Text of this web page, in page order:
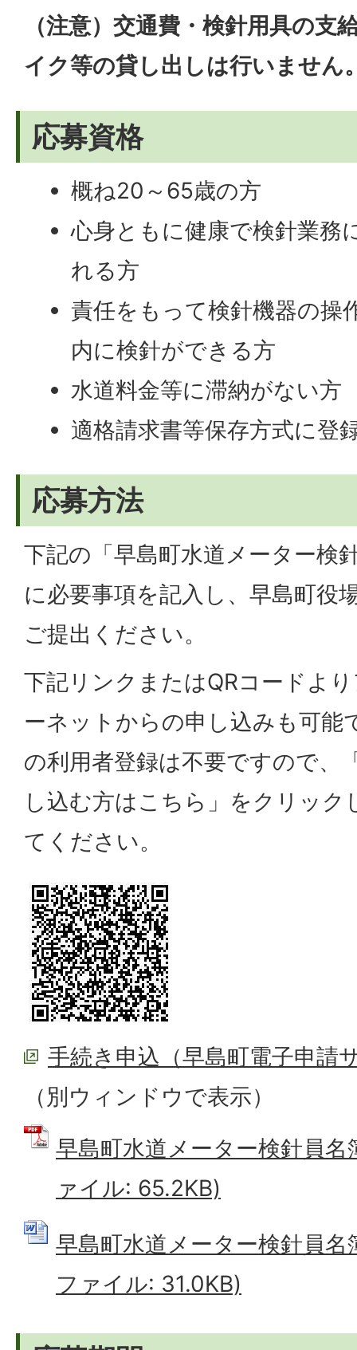
（注意）交通費・検針用具の支
イク等の貸し出しは行いません
応募資格
概ね20～65歳の方
心身ともに健康で検針業務
れる方
責任をもって検針機器の操
内に検針ができる方
水道料金等に滞納がない方
適格請求書等保存方式に登
応募方法
下記の「早島町水道メーター検
に必要事項を記入し、早島町役
ご提出ください。
下記リンクまたはQRコードよ
ーネットからの申し込みも可能
の利用者登録は不要ですので、
し込む方はこちら」をクリック
てください。
手続き申込（早島町電子申請
（別ウィンドウで表示）
早島町水道メーター検針員名
ァイル: 65.2KB)
早島町水道メーター検針員
ファイル: 31.0KB)